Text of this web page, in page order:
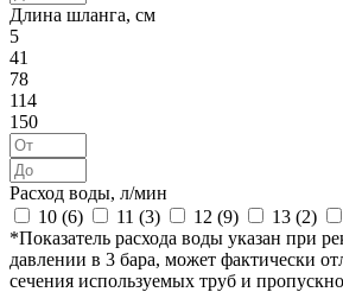
Длина шланга, см
5
41
78
114
150
Расход воды, л/мин
10 (6) 11 (3) 12 (9) 13 (2)
*Показатель расхода воды указан при
давлении в 3 бара, может фактически
сечения используемых труб и